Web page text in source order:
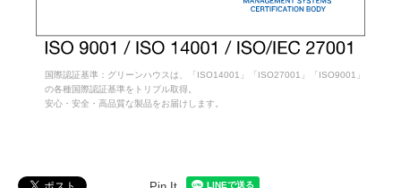
国際認証基準：グリーンハウスは、「ISO14001」「ISO27001」「ISO9001」
の各種国際認証基準をトリプル取得。
安心・安全・高品質な製品をお届けします。